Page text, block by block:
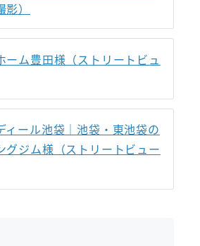
）
ーム豊田様（ストリートビュ
ィール池袋｜池袋・東池袋の
グジム様（ストリートビュー